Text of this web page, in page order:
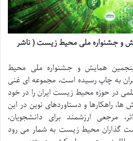
و جشنواره ملی محیط زیست ( ناشر
همایش و جشنواره ملی محیط
به چاپ رسیده است، مجموعه ای غنی
در حوزه محیط زیست ایران را در خود
راهکارها و دستاوردهای نوین در این
مرجعی ارزشمند برای دانشجویان،
گذاران محیط زیست به شمار می رود